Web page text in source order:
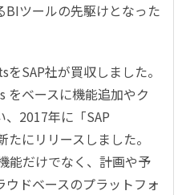
BIツールの先駆けとなった
をSAP社が買収しました。
をベースに機能追加やク
2017年に「SAP
たにリリースしました。
能だけでなく、計画や予
ドベースのプラットフォ